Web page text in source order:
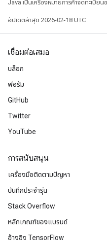
Java เป็นเครื่องหมายการค้าจดทะเบีย
อัปเดตล่าสุด 2026-02-18 UTC
เชื่อมต่อเสมอ
บล็อก
ฟอรัม
GitHub
Twitter
YouTube
การสนับสนุน
เครื่องมือติดตามปัญหา
บันทึกประจำรุ่น
Stack Overflow
หลักเกณฑ์ของแบรนด์
อ้างอิง TensorFlow